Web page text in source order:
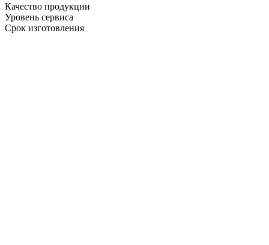
Качество продукции
Уровень сервиса
Срок изготовления